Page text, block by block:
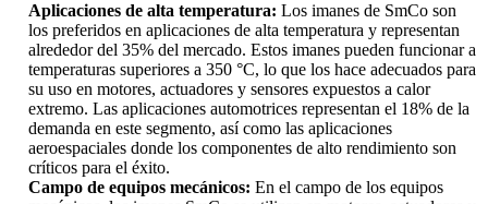
Aplicaciones de alta temperatura: Los imanes de SmCo son
los preferidos en aplicaciones de alta temperatura y representan
alrededor del 35% del mercado. Estos imanes pueden funcionar a
temperaturas superiores a 350 °C, lo que los hace adecuados para
su uso en motores, actuadores y sensores expuestos a calor
extremo. Las aplicaciones automotrices representan el 18% de la
demanda en este segmento, así como las aplicaciones
aeroespaciales donde los componentes de alto rendimiento son
críticos para el éxito.
Campo de equipos mecánicos: En el campo de los equipos